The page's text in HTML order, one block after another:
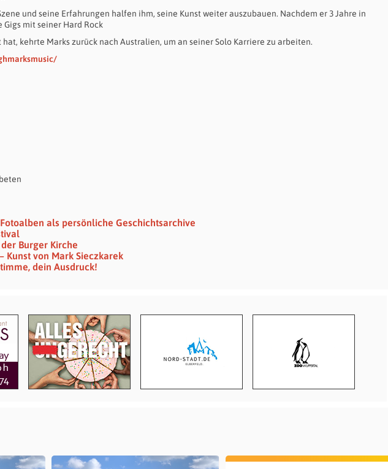
und seine Erfahrungen halfen ihm, seine Kunst weiter auszubauen. Nachdem er 3 Jahre in
mit seiner Hard Rock
kehrte Marks zurück nach Australien, um an seiner Solo Karriere zu arbeiten.
als persönliche Geschichtsarchive
Burger Kirche
Kunst von Mark Sieczkarek
dein Ausdruck!